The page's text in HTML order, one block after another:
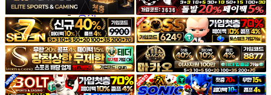
공지
1:1문의
광고문의